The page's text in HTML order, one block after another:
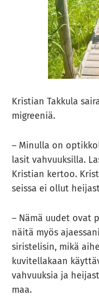
Kris­tian Tak­ku­la
migree­niä.
– Mi­nul­la on
la­sit vah­vuuk­sil­la.
Kris­tian ker­too.
seis­sa ei ollut
– Nämä uudet ovat
näitä myös
si­ris­te­li­sin, mikä
ku­vi­tel­la­kaan
vah­vuuk­sia ja
maa.